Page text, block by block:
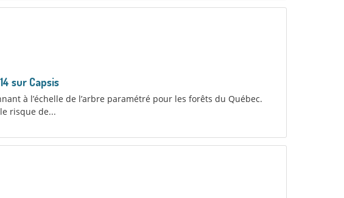
sur Capsis
à l’échelle de l’arbre paramétré pour les forêts du Québec.
risque de...